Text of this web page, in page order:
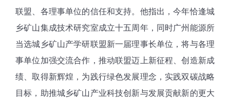
联盟、各理事单位的信任和支持。他指出，今年恰逢城
乡矿山集成技术研究室成立十五周年，同时广州能源所
当选城乡矿山产学研联盟新一届理事长单位，将与各理
事单位加强交流合作，推动联盟迈上新征程、创造新成
绩、取得新辉煌，为践行绿色发展理念，实践双碳战略
目标，助推城乡矿山产业科技创新与发展贡献新的更大